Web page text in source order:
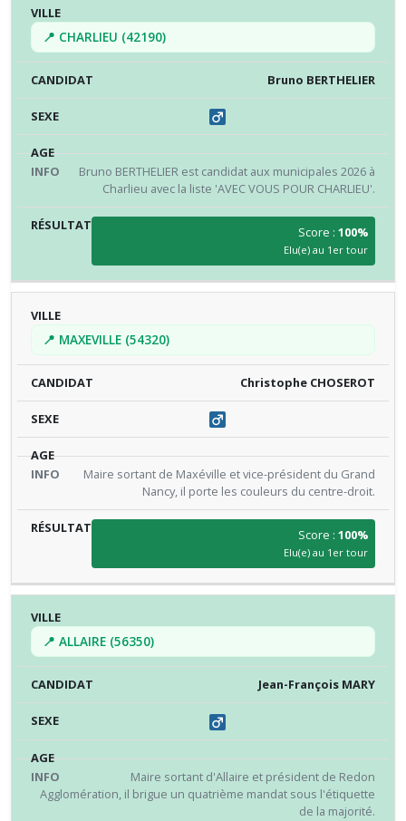
📍 CHARLIEU (42190)
Bruno BERTHELIER
Bruno BERTHELIER est candidat aux municipales 2026 à
Charlieu avec la liste 'AVEC VOUS POUR CHARLIEU'.
Score :100%
Elu(e) au 1er tour
📍 MAXEVILLE (54320)
Christophe CHOSEROT
Maire sortant de Maxéville et vice-président du Grand
Nancy, il porte les couleurs du centre-droit.
Score :100%
Elu(e) au 1er tour
📍 ALLAIRE (56350)
Jean-François MARY
Maire sortant d'Allaire et président de Redon
Agglomération, il brigue un quatrième mandat sous l'étiquette
de la majorité.